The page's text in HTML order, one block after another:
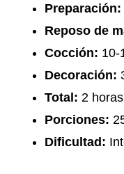
Preparación:
Reposo de
Cocción: 10-
Decoración:
Total: 2
Porciones:
Dificultad: